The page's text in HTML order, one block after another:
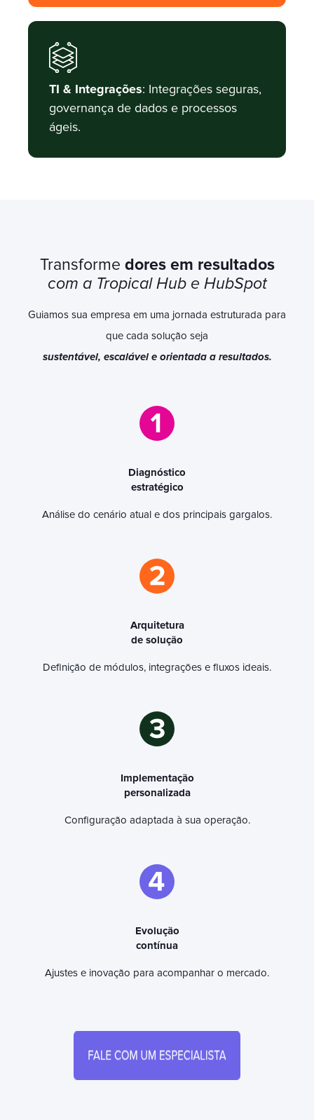
TI & Integrações: Integrações seguras,
governança de dados e processos
ágeis.
Transforme dores em resultados
com a Tropical Hub e HubSpot
Guiamos sua empresa em uma jornada estruturada para
que cada solução seja
sustentável, escalável e orientada a resultados.
Diagnóstico
estratégico
Análise do cenário atual e dos principais gargalos.
Arquitetura
de solução
Definição de módulos, integrações e fluxos ideais.
Implementação
personalizada
Configuração adaptada à sua operação.
Evolução
contínua
Ajustes e inovação para acompanhar o mercado.